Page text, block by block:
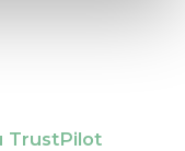
TrustPilot